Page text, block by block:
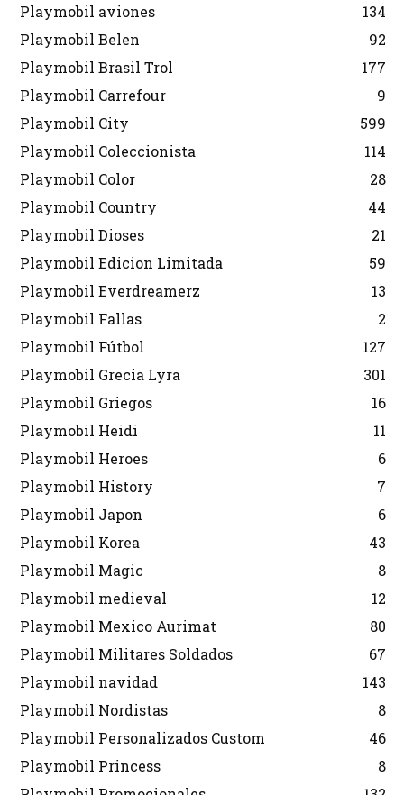
Playmobil aviones
134
Playmobil Belen
92
Playmobil Brasil Trol
177
Playmobil Carrefour
9
Playmobil City
599
Playmobil Coleccionista
114
Playmobil Color
28
Playmobil Country
44
Playmobil Dioses
21
Playmobil Edicion Limitada
59
Playmobil Everdreamerz
13
Playmobil Fallas
2
Playmobil Fútbol
127
Playmobil Grecia Lyra
301
Playmobil Griegos
16
Playmobil Heidi
11
Playmobil Heroes
6
Playmobil History
7
Playmobil Japon
6
Playmobil Korea
43
Playmobil Magic
8
Playmobil medieval
12
Playmobil Mexico Aurimat
80
Playmobil Militares Soldados
67
Playmobil navidad
143
Playmobil Nordistas
8
Playmobil Personalizados Custom
46
Playmobil Princess
8